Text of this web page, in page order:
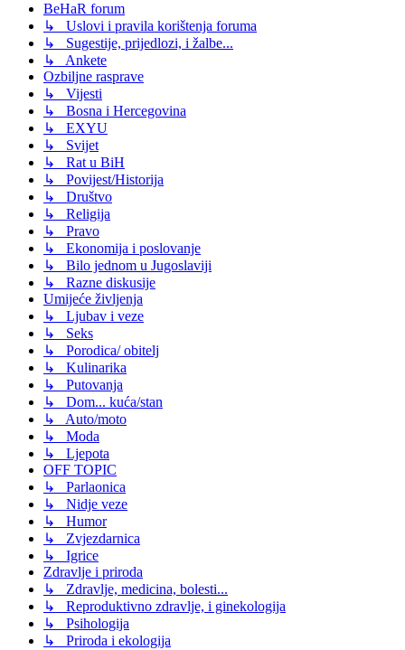
BeHaR forum
↳ Uslovi i pravila korištenja foruma
↳ Sugestije, prijedlozi, i žalbe...
↳ Ankete
Ozbiljne rasprave
↳ Vijesti
↳ Bosna i Hercegovina
↳ EXYU
↳ Svijet
↳ Rat u BiH
↳ Povijest/Historija
↳ Društvo
↳ Religija
↳ Pravo
↳ Ekonomija i poslovanje
↳ Bilo jednom u Jugoslaviji
↳ Razne diskusije
Umijeće življenja
↳ Ljubav i veze
↳ Seks
↳ Porodica/ obitelj
↳ Kulinarika
↳ Putovanja
↳ Dom... kuća/stan
↳ Auto/moto
↳ Moda
↳ Ljepota
OFF TOPIC
↳ Parlaonica
↳ Nidje veze
↳ Humor
↳ Zvjezdarnica
↳ Igrice
Zdravlje i priroda
↳ Zdravlje, medicina, bolesti...
↳ Reproduktivno zdravlje, i ginekologija
↳ Psihologija
↳ Priroda i ekologija